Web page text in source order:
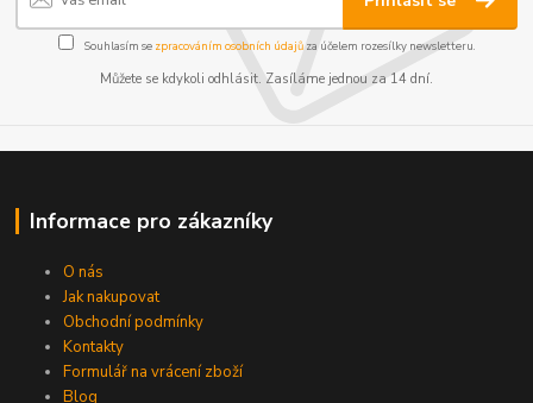
Souhlasím se zpracováním osobních údajůza účelem rozesílky newsletteru.
Můžete se kdykoli odhlásit. Zasíláme jednou za 14 dní.
Informace pro zákazníky
O nás
Jak nakupovat
Obchodní podmínky
Kontakty
Formulář na vrácení zboží
Blog